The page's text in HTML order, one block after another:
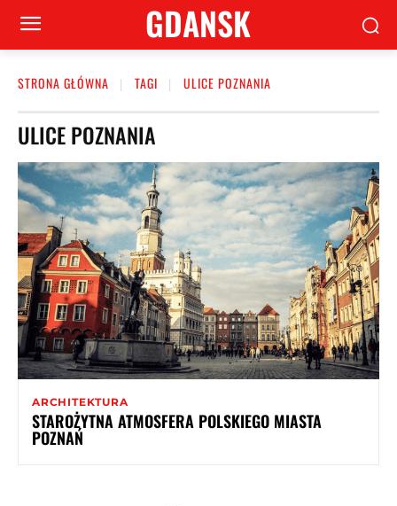
GDANSK
STRONA GŁÓWNA TAGI ULICE POZNANIA
ULICE POZNANIA
ARCHITEKTURA
STAROŻYTNA ATMOSFERA POLSKIEGO MIASTA
POZNAŃ